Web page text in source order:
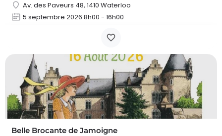
Av. des Paveurs 48, 1410 Waterloo
5 septembre 2026 8h00 - 16h00
Belle Brocante de Jamoigne